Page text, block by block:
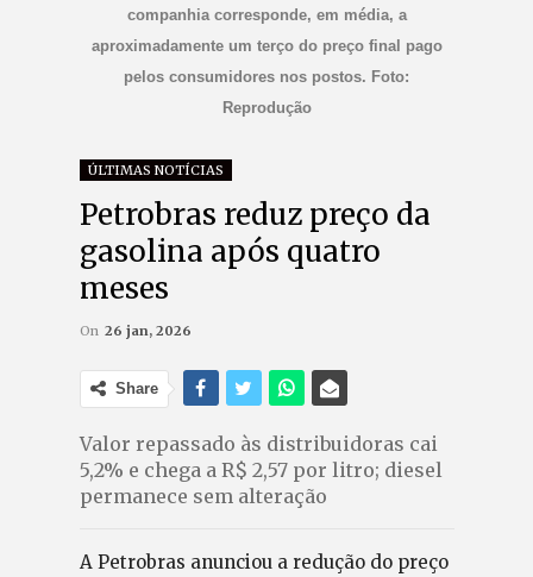
companhia corresponde, em média, a
aproximadamente um terço do preço final pago
pelos consumidores nos postos. Foto:
Reprodução
ÚLTIMAS NOTÍCIAS
Petrobras reduz preço da
gasolina após quatro
meses
On 26 jan, 2026
Share
Valor repassado às distribuidoras cai
5,2% e chega a R$ 2,57 por litro; diesel
permanece sem alteração
A Petrobras anunciou a redução do preço